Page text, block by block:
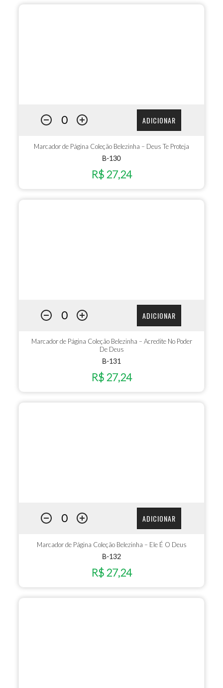
ADICIONAR
Marcador de Página Coleção Belezinha – Deus Te Proteja
B-130
R$ 27,24
ADICIONAR
Marcador de Página Coleção Belezinha – Acredite No Poder
De Deus
B-131
R$ 27,24
ADICIONAR
Marcador de Página Coleção Belezinha – Ele É O Deus
B-132
R$ 27,24